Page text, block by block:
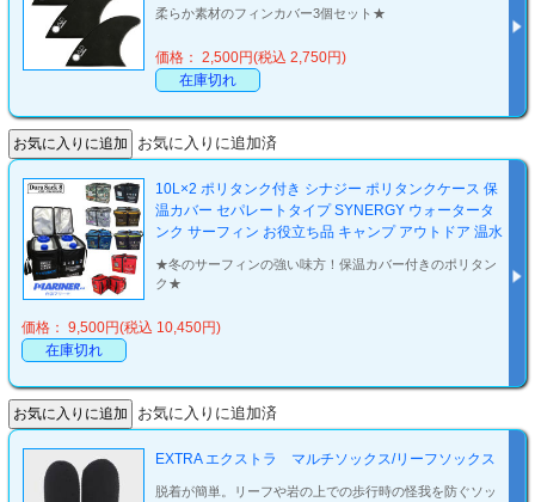
柔らか素材のフィンカバー3個セット★
価格： 2,500円(税込 2,750円)
在庫切れ
お気に入りに追加済
10L×2 ポリタンク付き シナジー ポリタンクケース 保
温カバー セパレートタイプ SYNERGY ウォータータ
ンク サーフィン お役立ち品 キャンプ アウトドア 温水
★冬のサーフィンの強い味方！保温カバー付きのポリタン
ク★
価格： 9,500円(税込 10,450円)
在庫切れ
お気に入りに追加済
EXTRA エクストラ マルチソックス/リーフソックス
脱着が簡単。リーフや岩の上での歩行時の怪我を防ぐソッ